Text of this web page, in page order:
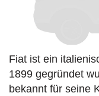
Fiat ist ein
1899 gegründet
bekannt für seine